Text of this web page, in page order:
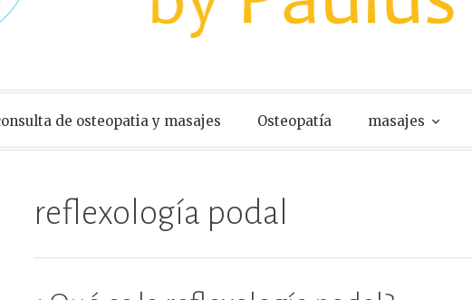
& Massage
de osteopatia y masajes Osteopatía masajes
reflexología podal